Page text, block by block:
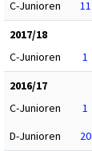
C-Junioren
11
2017/18
C-Junioren
1
2016/17
C-Junioren
1
D-Junioren
20